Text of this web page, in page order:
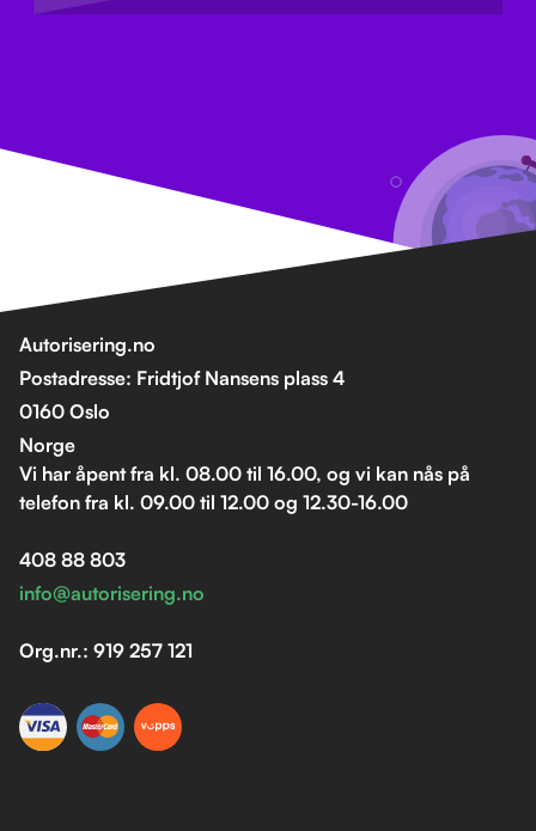
Autorisering.no
Postadresse: Fridtjof Nansens plass 4
0160 Oslo
Norge
Vi har åpent fra kl. 08.00 til 16.00, og vi kan nås på
telefon fra kl. 09.00 til 12.00 og 12.30-16.00
408 88 803
info@autorisering.no
Org.nr.: 919 257 121